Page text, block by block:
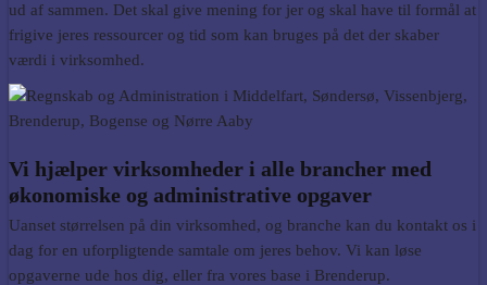
ud af sammen. Det skal give mening for jer og skal have til formål at
frigive jeres ressourcer og tid som kan bruges på det der skaber
værdi i virksomhed.
Vi hjælper virksomheder i alle brancher med
økonomiske og administrative opgaver
Uanset størrelsen på din virksomhed, og branche kan du kontakt os i
dag for en uforpligtende samtale om jeres behov. Vi kan løse
opgaverne ude hos dig, eller fra vores base i Brenderup.